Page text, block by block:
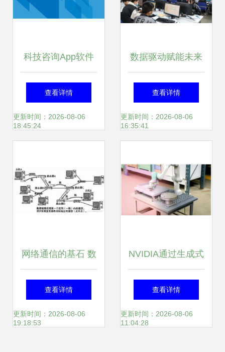
科技咨询App软件
开发的主要功能特
点与数据处理服务
查看详情
更新时间：2026-08-06
18:45:24
数据驱动赋能未来
信号完整性分析大
作业与赛项实践并
查看详情
更新时间：2026-08-06
16:35:41
网络通信的基石 数
据链路层与数据服
务的深度解析
查看详情
更新时间：2026-08-06
19:18:53
NVIDIA通过生成式
物理AI进一步扩展
Omniverse数据处
查看详情
更新时间：2026-08-06
11:04:28